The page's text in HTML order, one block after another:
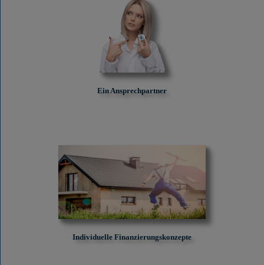
Ein Ansprechpartner
Individuelle Finanzierungskonzepte